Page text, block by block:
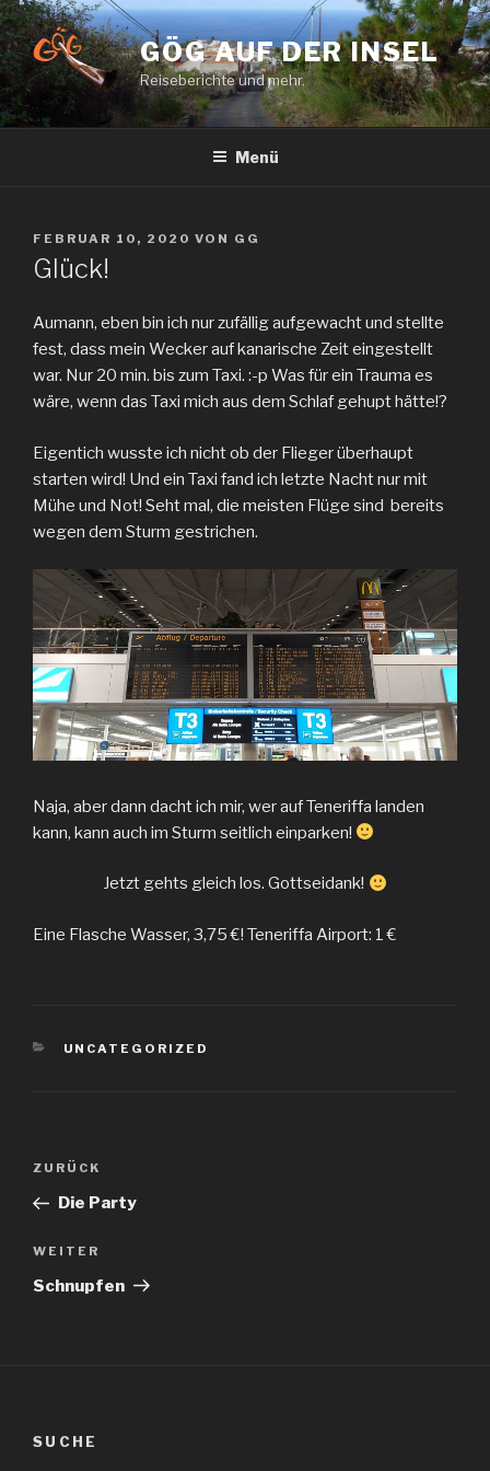
Zum
Inhalt
springen
GÖG AUF DER INSEL
Reiseberichte und mehr.
Menü
VERÖFFENTLICHT
AM
FEBRUAR 10, 2020 VON GG
Glück!
Aumann, eben bin ich nur zufällig aufgewacht und stellte
fest, dass mein Wecker auf kanarische Zeit eingestellt
war. Nur 20 min. bis zum Taxi. :-p Was für ein Trauma es
wäre, wenn das Taxi mich aus dem Schlaf gehupt hätte!?
Eigentich wusste ich nicht ob der Flieger überhaupt
starten wird! Und ein Taxi fand ich letzte Nacht nur mit
Mühe und Not! Seht mal, die meisten Flüge sind bereits
wegen dem Sturm gestrichen.
Naja, aber dann dacht ich mir, wer auf Teneriffa landen
kann, kann auch im Sturm seitlich einparken!
Jetzt gehts gleich los. Gottseidank!
Eine Flasche Wasser, 3,75 €! Teneriffa Airport: 1 €
KATEGORIEN
UNCATEGORIZED
Beitragsnavigation
Vorheriger
Beitrag
ZURÜCK
Die Party
Nächster
Beitrag
WEITER
Schnupfen
SUCHE